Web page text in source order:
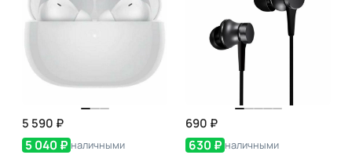
5 590 ₽
5 040 ₽ наличными
690 ₽
630 ₽ наличными